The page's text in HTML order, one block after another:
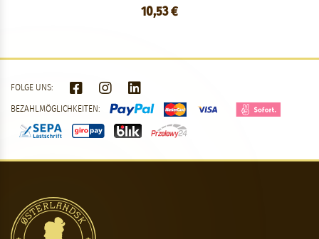
10,53 €
FOLGE UNS:
BEZAHLMÖGLICHKEITEN: